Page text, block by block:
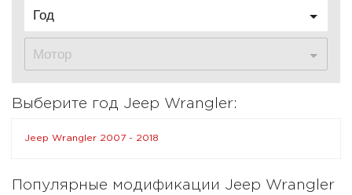
Год
Мотор
Выберите год Jeep Wrangler:
Jeep Wrangler 2007 - 2018
Популярные модификации Jeep Wrangler